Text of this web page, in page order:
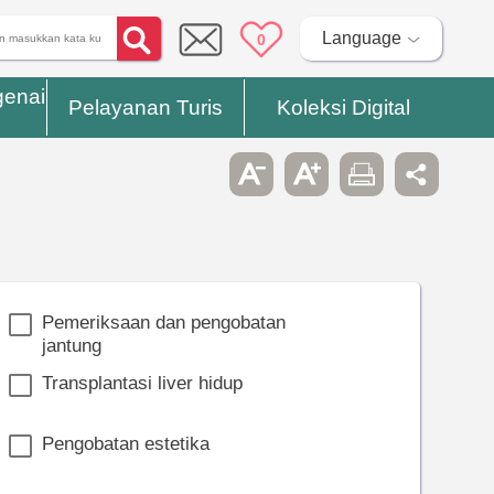
0 Language
Pelayanan Turis Koleksi Digital
Pemeriksaan dan pengobatan
jantung
Transplantasi liver hidup
Pengobatan estetika